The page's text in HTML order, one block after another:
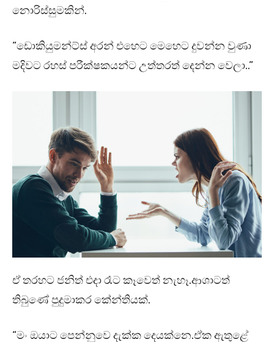
නොරිස්සුමකින්.
“ඩොකියුමන්ට්ස් අරන් එහෙට මෙහෙට දුවන්න වුණා
මදිවට රහස් පරීක්ෂකයන්ට උත්තරත් දෙන්න වෙලා..”
ඒ තරහට ජනිත් එදා රෑට කෑවෙත් නැහෑ.ආශාටත්
තිබුණේ පුදුමාකර කේන්තියක්.
“මං ඔයාට පෙන්නුවෙ දැක්ක දෙයක්නෙ.ඒක ඇතුළේ